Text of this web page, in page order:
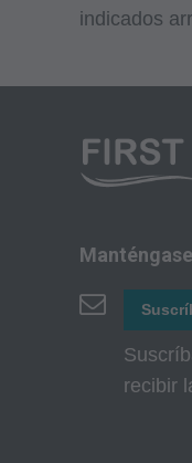
indicados
recibir